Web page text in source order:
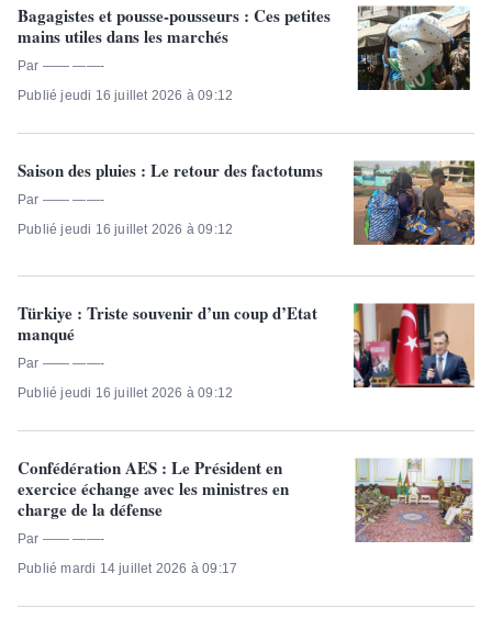
Bagagistes et pousse-pousseurs : Ces petites
mains utiles dans les marchés
Par —— ——-
Publié jeudi 16 juillet 2026 à 09:12
Saison des pluies : Le retour des factotums
Par —— ——-
Publié jeudi 16 juillet 2026 à 09:12
Türkiye : Triste souvenir d’un coup d’Etat
manqué
Par —— ——-
Publié jeudi 16 juillet 2026 à 09:12
Confédération AES : Le Président en
exercice échange avec les ministres en
charge de la défense
Par —— ——-
Publié mardi 14 juillet 2026 à 09:17